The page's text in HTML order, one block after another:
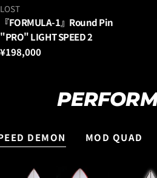
ベ
ン
ダ
ー：
LOST
『FORMULA-1』Round Pin
"PRO" LIGHT SPEED 2
通
¥198,000
DEMON MOD QUAD